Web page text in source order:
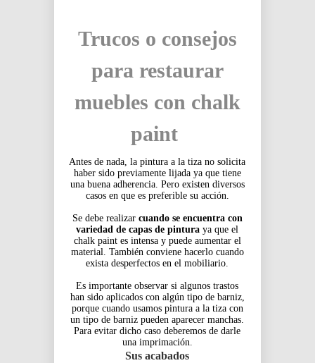
Trucos o consejos
para restaurar
muebles con chalk
paint
Antes de nada, la pintura a la tiza no solicita
haber sido previamente lijada ya que tiene
una buena adherencia. Pero existen diversos
casos en que es preferible su acción.
Se debe realizar cuando se encuentra con
variedad de capas de pintura ya que el
chalk paint es intensa y puede aumentar el
material. También conviene hacerlo cuando
exista desperfectos en el mobiliario.
Es importante observar si algunos trastos
han sido aplicados con algún tipo de barniz,
porque cuando usamos pintura a la tiza con
un tipo de barniz pueden aparecer manchas.
Para evitar dicho caso deberemos de darle
una imprimación.
Sus acabados